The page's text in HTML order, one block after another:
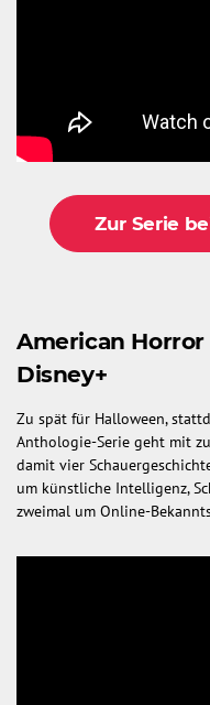
Zur Serie
American Horror
Disney+
Zu spät für Halloween,
Anthologie-Serie geht mit
damit vier
um künstliche Intelligenz,
zweimal um Online-